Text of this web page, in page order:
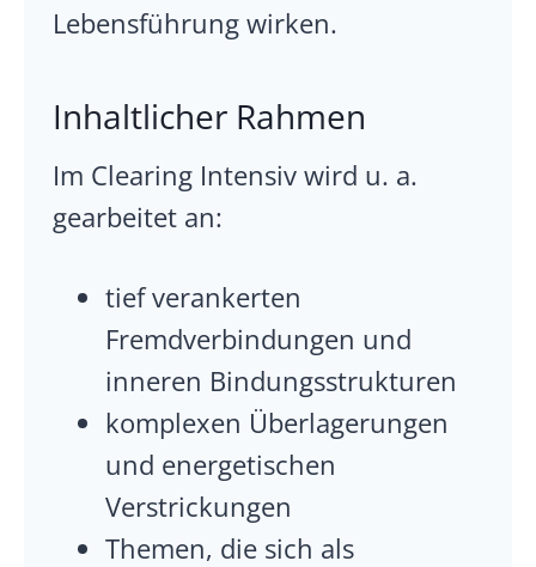
Lebensführung wirken.
Inhaltlicher Rahmen
Im Clearing Intensiv wird u. a.
gearbeitet an:
tief verankerten
Fremdverbindungen und
inneren Bindungsstrukturen
komplexen Überlagerungen
und energetischen
Verstrickungen
Themen, die sich als